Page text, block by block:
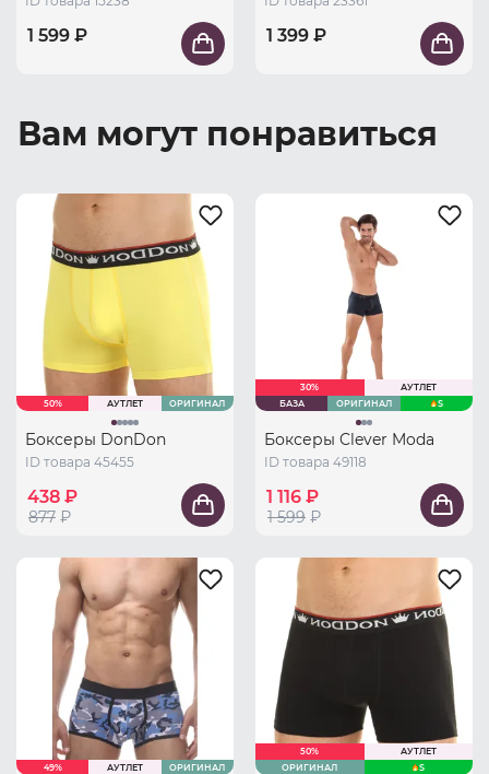
1 599 ₽ 1 399 ₽
Вам могут понравиться
50% АУТЛЕТ ОРИГИНАЛ
Боксеры DonDon
ID товара 45455
438 ₽
877 ₽
30%
АУТЛЕТ
БАЗА
ОРИГИНАЛ S
Боксеры Clever Moda
ID товара 49118
1 116 ₽
1 599 ₽
49% АУТЛЕТ ОРИГИНАЛ
50%
АУТЛЕТ
ОРИГИНАЛ
S